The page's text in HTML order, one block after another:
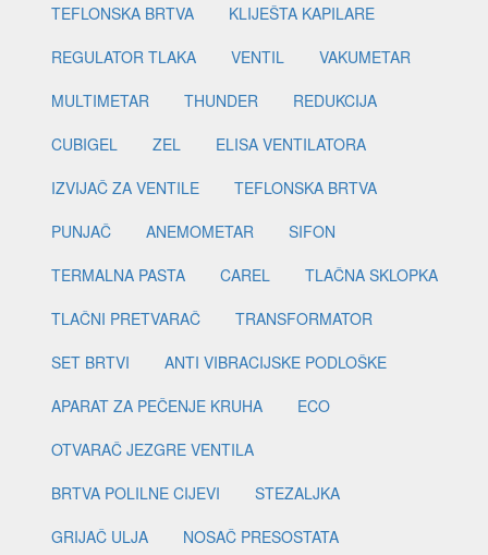
TEFLONSKA BRTVA
KLIJEŠTA KAPILARE
REGULATOR TLAKA
VENTIL
VAKUMETAR
MULTIMETAR
THUNDER
REDUKCIJA
CUBIGEL
ZEL
ELISA VENTILATORA
IZVIJAČ ZA VENTILE
TEFLONSKA BRTVA
PUNJAČ
ANEMOMETAR
SIFON
TERMALNA PASTA
CAREL
TLAČNA SKLOPKA
TLAČNI PRETVARAČ
TRANSFORMATOR
SET BRTVI
ANTI VIBRACIJSKE PODLOŠKE
APARAT ZA PEČENJE KRUHA
ECO
OTVARAČ JEZGRE VENTILA
BRTVA POLILNE CIJEVI
STEZALJKA
GRIJAČ ULJA
NOSAČ PRESOSTATA